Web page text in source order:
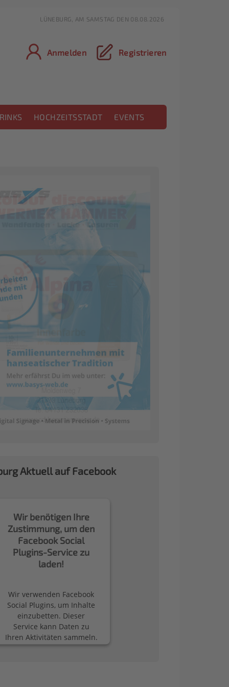
Anmelden Registrieren
HOCHZEITSSTADT EVENTS
LÜNEBURG, AM SAMSTAG DEN 08.08.2026
Aktuell auf Facebook
Wir benötigen Ihre
Zustimmung, um den
Facebook Social
Plugins-Service zu
laden!
Wir verwenden Facebook
Social Plugins, um Inhalte
einzubetten. Dieser
Service kann Daten zu
Ihren Aktivitäten sammeln.
Bitte lesen Sie die Details